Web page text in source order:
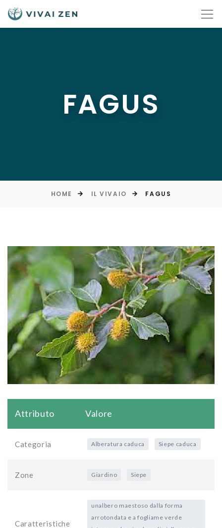
FAGUS
HOME IL VIVAIO FAGUS
Attributo Valore
Categoria Alberatura caduca Siepe caduca
Zone Giardino Siepe
Caratteristiche
unalbero maestoso dalla forma
arrotondata e a fogliame verde